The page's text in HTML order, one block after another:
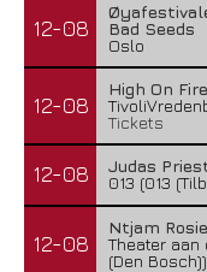
12-08
Bad Seeds
Oslo
12-08
High On Fire
Tickets
12-08
Judas
013 (013
12-08
Ntjam
Theater aan
(Den Bosch))